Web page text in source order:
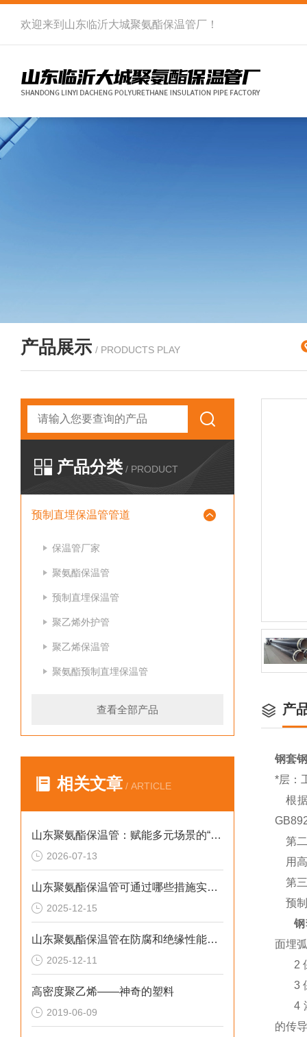
欢迎来到 山东临沂大城聚氨酯保温管厂 ！
产品展示 / PRODUCTS PLAY
产品分类 / PRODUCT
预制直埋保温管管道
保温管厂家
聚氨酯保温管
预制直埋保温管
聚乙烯外护管
聚乙烯保温管
聚氨酯预制直埋保温管
查看全部产品
相关文章 / ARTICLE
山东聚氨酯保温管：赋能多元场景的“隐形守护者”
2026-07-13
山东聚氨酯保温管可通过哪些措施实现快速施工
2025-12-15
山东聚氨酯保温管在防腐和绝缘性能方面表现优异
2025-12-11
高密度聚乙烯——神奇的塑料
2019-06-09
产
钢套
*层：
根据
第二
用高
第三
预制
面埋
2 保
3 保
4 渗
的传